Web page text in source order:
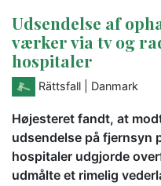
Udsendelse af
værker via tv og
hospitaler
Rättsfall | Danmark
Højesteret fandt, at
udsendelse på fjernsyn
hospitaler udgjorde
udmålte et rimelig